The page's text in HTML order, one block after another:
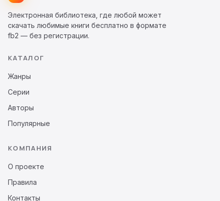
Электронная библиотека, где любой может
скачать любимые книги бесплатно в формате
fb2 — без регистрации.
КАТАЛОГ
Жанры
Серии
Авторы
Популярные
КОМПАНИЯ
О проекте
Правила
Контакты